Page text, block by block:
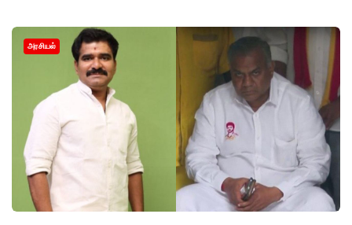
அரசியல்